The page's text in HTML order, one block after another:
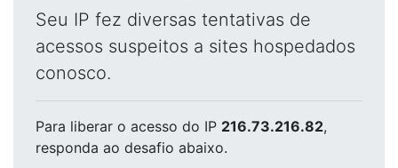
Seu IP fez diversas tentativas de
acessos suspeitos a sites hospedados
conosco.
Para liberar o acesso do IP 216.73.216.82,
responda ao desafio abaixo.